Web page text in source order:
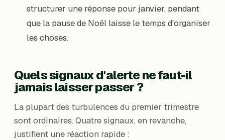
structurer une réponse pour janvier, pendant
que la pause de Noël laisse le temps d'organiser
les choses.
Quels signaux d'alerte ne faut-il
jamais laisser passer ?
La plupart des turbulences du premier trimestre
sont ordinaires. Quatre signaux, en revanche,
justifient une réaction rapide :